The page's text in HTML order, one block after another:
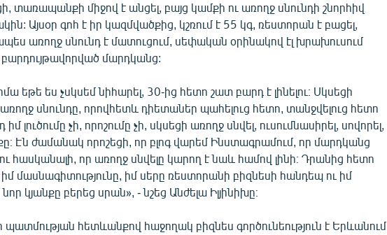
տառապանքի միջով է անցել, բայց կամքի ու առողջ սնունդի շնորհիվ
Այսօր գոհ է իր կազմվածքից, կշռում է 55 կգ, ռեստորան է բացել,
առողջ սնունդ է մատուցում, սեփական օրինակով էլ խրախուսում
բարդույթավորված մարդկանց:
եթե ես չսկսեմ նիհարել, 30-ից հետո շատ բարդ է լինելու։ Սկսեցի
առողջ սնունդը, որովհետև դիետաներ պահելուց հետո, տանջվելուց հետո
լուծումը չի, որոշումը չի, սկսեցի առողջ սնվել, ուսումնասիրել, սովորել,
Էն ժամանակ որոշեցի, որ բլոգ վարեմ Ինստագրամում, որ մարդկանց
հասկանալի, որ առողջ սնվելը կարող է նաև համով լինի։ Դրանից հետո
մասնագիտությունը, իմ սերը ռեստորանի բիզնեսի հանդեպ ու իմ
կյանքը բերեց սրան», - նշեց Անժելա Իլյինիխը։
պատմության հետևանքով հաջողակ բիզնես գործունեություն է Երևանում